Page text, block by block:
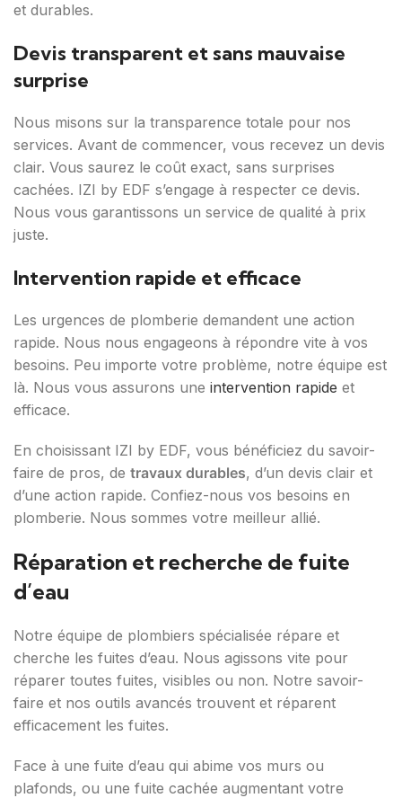
et durables.
Devis transparent et sans mauvaise
surprise
Nous misons sur la transparence totale pour nos
services. Avant de commencer, vous recevez un devis
clair. Vous saurez le coût exact, sans surprises
cachées. IZI by EDF s’engage à respecter ce devis.
Nous vous garantissons un service de qualité à prix
juste.
Intervention rapide et efficace
Les urgences de plomberie demandent une action
rapide. Nous nous engageons à répondre vite à vos
besoins. Peu importe votre problème, notre équipe est
là. Nous vous assurons une intervention rapide et
efficace.
En choisissant IZI by EDF, vous bénéficiez du savoir-
faire de pros, de travaux durables, d’un devis clair et
d’une action rapide. Confiez-nous vos besoins en
plomberie. Nous sommes votre meilleur allié.
Réparation et recherche de fuite
d’eau
Notre équipe de plombiers spécialisée répare et
cherche les fuites d’eau. Nous agissons vite pour
réparer toutes fuites, visibles ou non. Notre savoir-
faire et nos outils avancés trouvent et réparent
efficacement les fuites.
Face à une fuite d’eau qui abime vos murs ou
plafonds, ou une fuite cachée augmentant votre